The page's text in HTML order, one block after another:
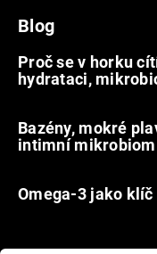
Blog
Proč se v horku
hydrataci,
Bazény, mokré
intimní
Omega-3 jako